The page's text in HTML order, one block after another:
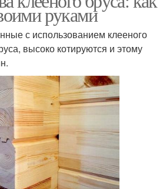
руками
с использованием клееного
высоко котируются и этому